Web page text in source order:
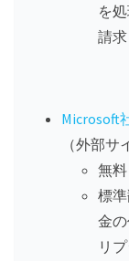
を
請求
Microsoft
（外部サ
無
標
金
リ